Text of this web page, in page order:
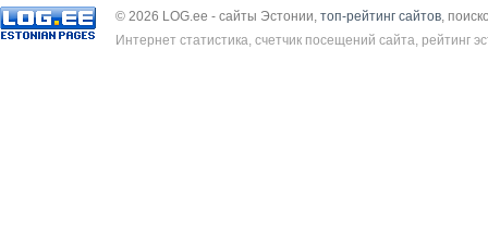
© 2026 LOG.ee - сайты Эстонии, топ-рейтинг сайтов ,
Интернет статистика, счетчик посещений сайта, рейтинг